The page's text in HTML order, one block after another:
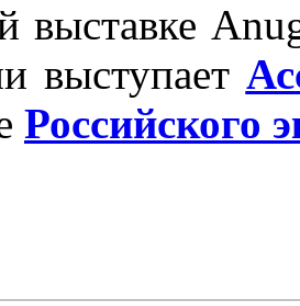
выставке
выступает
Российского